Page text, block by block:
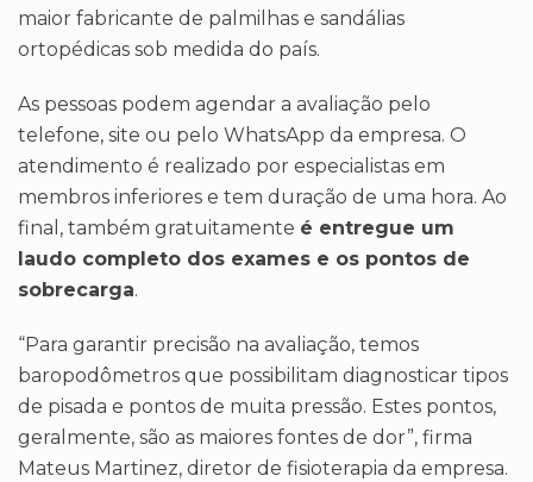
maior fabricante de palmilhas e sandálias
ortopédicas sob medida do país.
As pessoas podem agendar a avaliação pelo
telefone, site ou pelo WhatsApp da empresa. O
atendimento é realizado por especialistas em
membros inferiores e tem duração de uma hora. Ao
final, também gratuitamente é entregue um
laudo completo dos exames e os pontos de
sobrecarga.
“Para garantir precisão na avaliação, temos
baropodômetros que possibilitam diagnosticar tipos
de pisada e pontos de muita pressão. Estes pontos,
geralmente, são as maiores fontes de dor”, firma
Mateus Martinez, diretor de fisioterapia da empresa.